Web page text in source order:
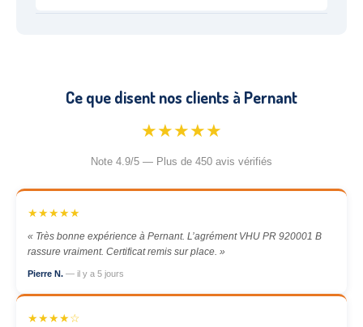
Ce que disent nos clients à Pernant
★★★★★
Note 4.9/5 — Plus de 450 avis vérifiés
★★★★★
« Très bonne expérience à Pernant. L’agrément VHU PR 920001 B
rassure vraiment. Certificat remis sur place. »
Pierre N. — il y a 5 jours
★★★★☆